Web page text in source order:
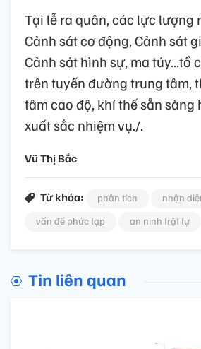
Tại lễ ra quân, các lực lượng
Cảnh sát cơ động, Cảnh sát
Cảnh sát hình sự, ma túy…tổ
trên tuyến đường trung tâm,
tâm cao độ, khí thế sẵn sàng
xuất sắc nhiệm vụ./.
Vũ Thị Bắc
Từ khóa: phân tích
nhận
vấn đề phức tạp
an ninh trật tự
Tin liên quan